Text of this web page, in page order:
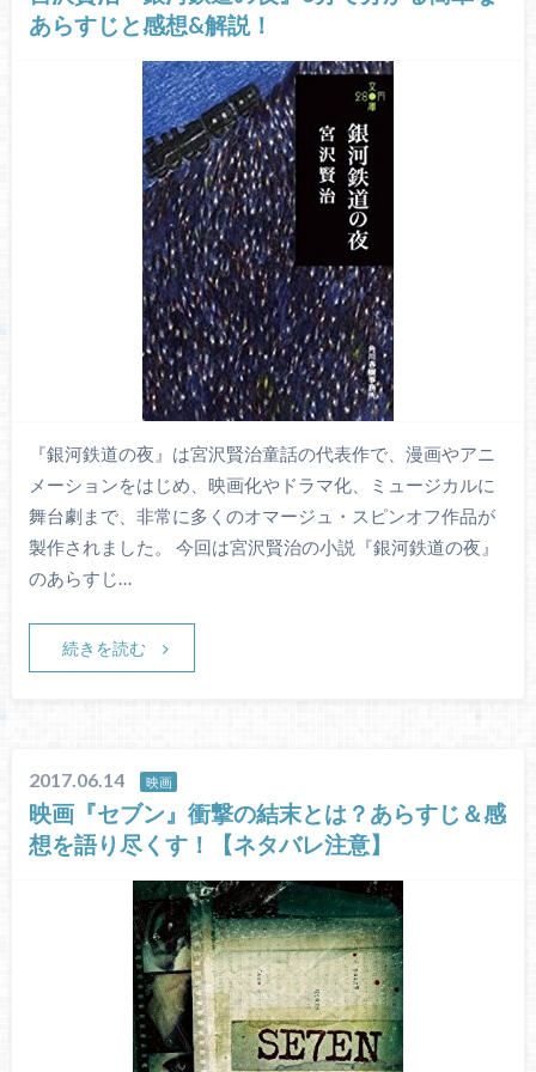
あらすじと感想&解説！
『銀河鉄道の夜』は宮沢賢治童話の代表作で、漫画やアニ
メーションをはじめ、映画化やドラマ化、ミュージカルに
舞台劇まで、非常に多くのオマージュ・スピンオフ作品が
製作されました。 今回は宮沢賢治の小説『銀河鉄道の夜』
のあらすじ…
続きを読む
2017.06.14 映画
映画『セブン』衝撃の結末とは？あらすじ＆感
想を語り尽くす！【ネタバレ注意】